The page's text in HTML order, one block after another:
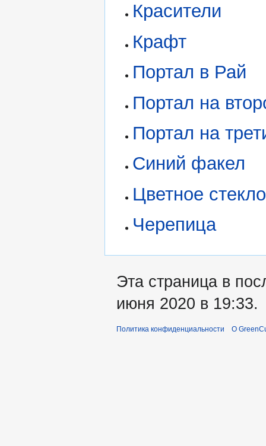
Красители
Крафт
Портал в Рай
Портал на
Портал на
Синий факел
Цветное стекло
Черепица
Эта страница в
июня 2020 в 19:33.
Политика конфиденциальности О